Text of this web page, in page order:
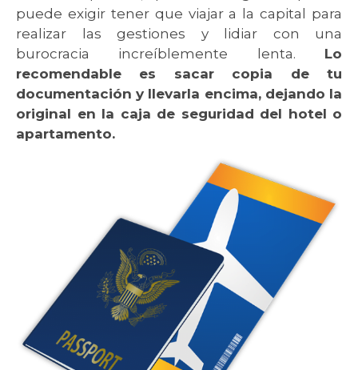
puede exigir tener que viajar a la capital para
realizar las gestiones y lidiar con una
burocracia increíblemente lenta. Lo
recomendable es sacar copia de tu
documentación y llevarla encima, dejando la
original en la caja de seguridad del hotel o
apartamento.